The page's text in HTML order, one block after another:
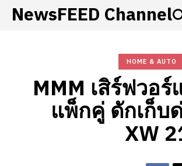
NewsFEED Channel
HOME & AUTO
MMM เสิร์ฟวอ
แพ็กคู่ ดักเก็บ
XW